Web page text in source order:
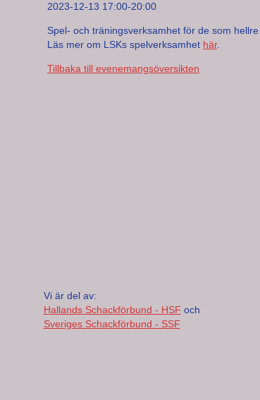
2023-12-13 17:00-20:00
Spel- och träningsverksamhet för de som
Läs mer om LSKs spelverksamhet här.
Tillbaka till evenemangsöversikten
Vi är del av:
Hallands Schackförbund - HSF och
Sveriges Schackförbund - SSF